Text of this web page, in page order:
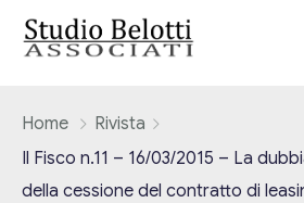
I nostri servizi
Home
Rivista
Il Fisco n.11 – 16/03/2015 – La
della cessione del contratto di